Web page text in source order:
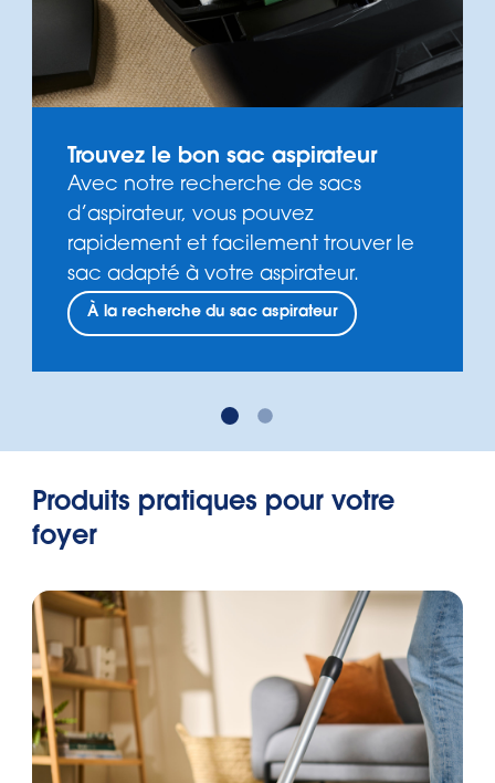
Trouvez le bon sac aspirateur
Avec notre recherche de sacs
d’aspirateur, vous pouvez
rapidement et facilement trouver le
sac adapté à votre aspirateur.
À la recherche du sac aspirateur
Produits pratiques pour votre
foyer